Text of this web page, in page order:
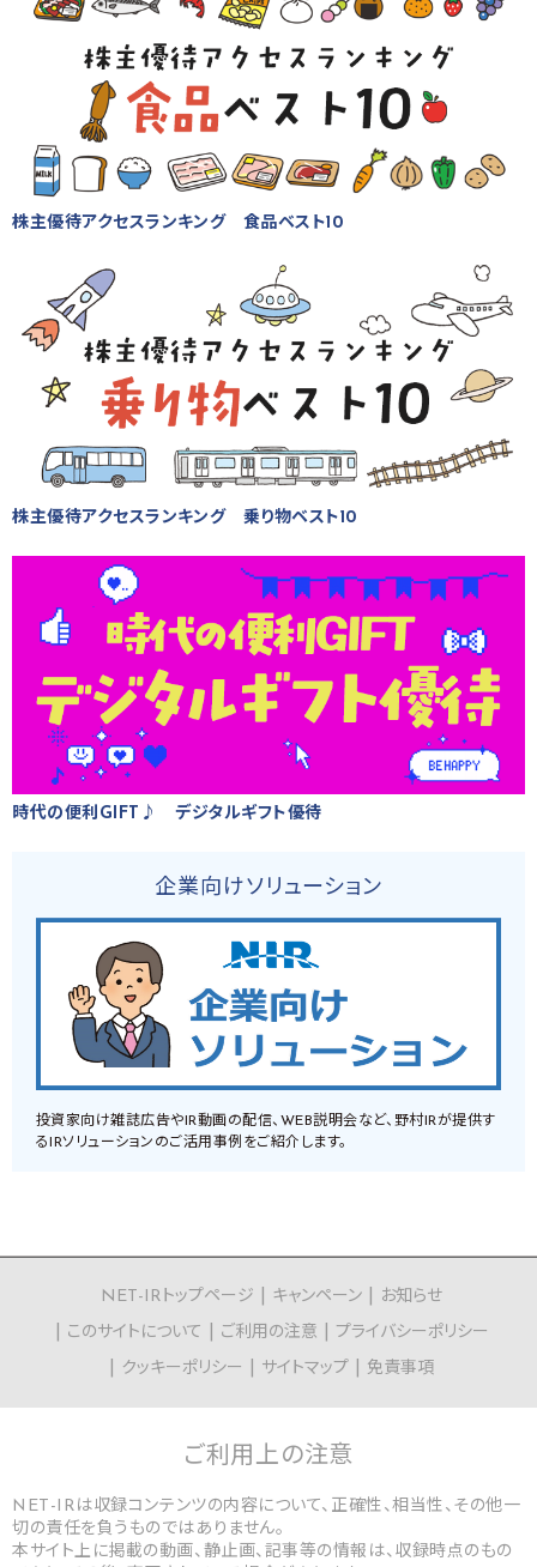
株主優待アクセスランキング 食品ベスト10
株主優待アクセスランキング 乗り物ベスト10
時代の便利GIFT♪ デジタルギフト優待
企業向けソリューション
投資家向け雑誌広告やIR動画の配信、WEB説明会など、野村IRが提供す
るIRソリューションのご活用事例をご紹介します。
NET-IRトップページ キャンペーン
お知らせ
このサイトについて
ご利用の注意
プライバシーポリシー
クッキーポリシー
サイトマップ 免責事項
ご利用上の注意
NET-IRは収録コンテンツの内容について、正確性、相当性、その他一
切の責任を負うものではありません。
本サイト上に掲載の動画、静止画、記事等の情報は、収録時点のもの